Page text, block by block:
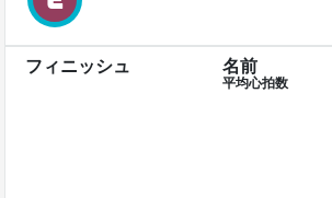
フィニッシュ 名前
平均心拍数